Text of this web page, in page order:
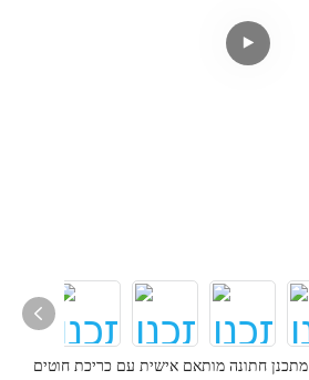
מתכנן חתונה מותאם אישית עם כריכת חוטים